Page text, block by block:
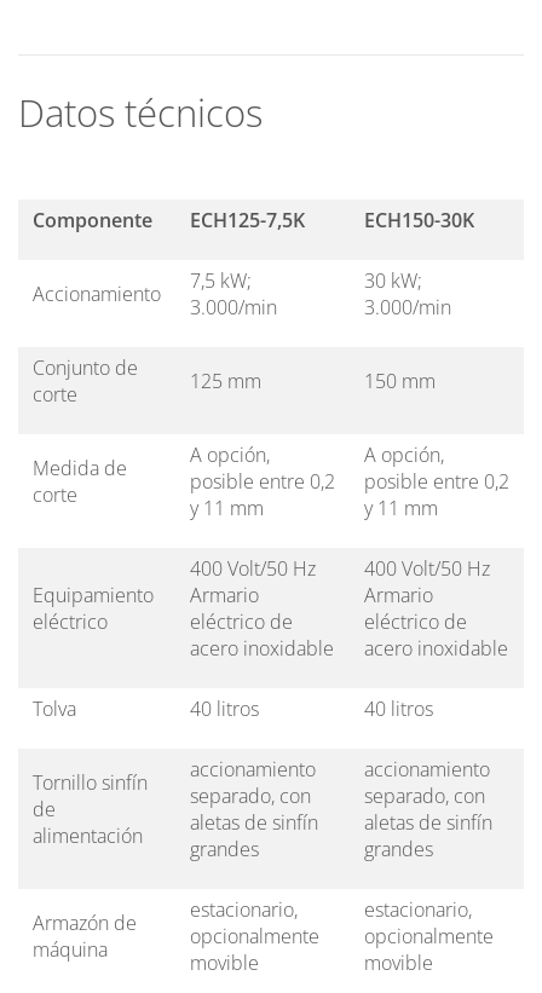
Datos técnicos
Componente ECH125-7,5K ECH150-30K
Accionamiento
7,5 kW;
3.000/min
30 kW;
3.000/min
Conjunto de
corte
125 mm 150 mm
Medida de
corte
A opción,
posible entre 0,2
y 11 mm
A opción,
posible entre 0,2
y 11 mm
Equipamiento
eléctrico
400 Volt/50 Hz
Armario
eléctrico de
acero inoxidable
400 Volt/50 Hz
Armario
eléctrico de
acero inoxidable
Tolva 40 litros 40 litros
Tornillo sinfín
de
alimentación
accionamiento
separado, con
aletas de sinfín
grandes
accionamiento
separado, con
aletas de sinfín
grandes
Armazón de
máquina
estacionario,
opcionalmente
movible
estacionario,
opcionalmente
movible